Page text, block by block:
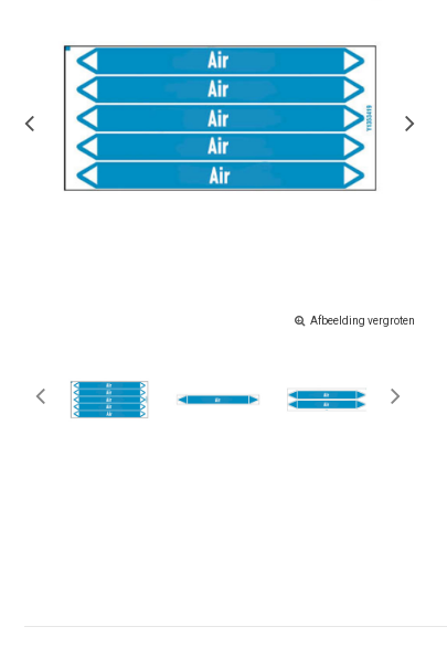
Afbeelding vergroten